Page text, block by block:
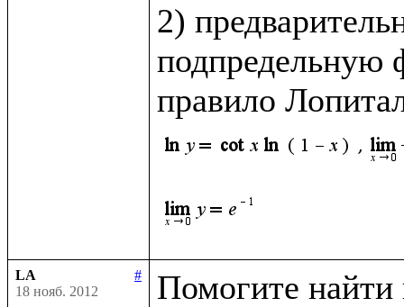
2)
подпредельную
правило
LA
#
18 нояб. 2012
Помогите